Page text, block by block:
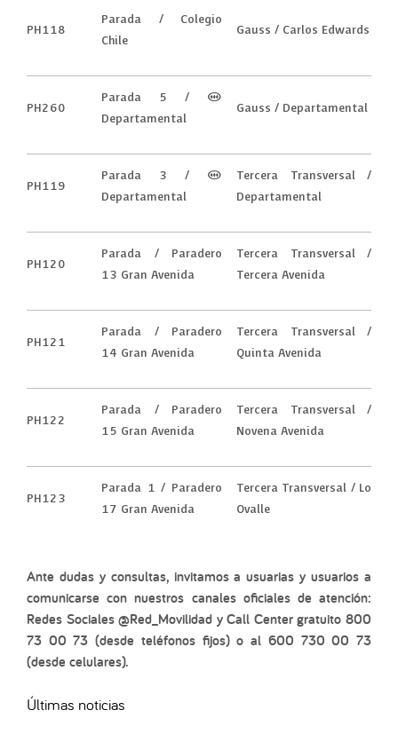
PH118
Parada / Colegio
Chile
Gauss / Carlos Edwards
PH260
Parada 5 / (M)
Departamental
Gauss / Departamental
PH119
Parada 3 / (M)
Departamental
Tercera Transversal /
Departamental
PH120
Parada / Paradero
13 Gran Avenida
Tercera Transversal /
Tercera Avenida
PH121
Parada / Paradero
14 Gran Avenida
Tercera Transversal /
Quinta Avenida
PH122
Parada / Paradero
15 Gran Avenida
Tercera Transversal /
Novena Avenida
PH123
Parada 1 / Paradero
17 Gran Avenida
Tercera Transversal / Lo
Ovalle
Ante dudas y consultas, invitamos a usuarias y usuarios a
comunicarse con nuestros canales oficiales de atención:
Redes Sociales @Red_Movilidad y Call Center gratuito 800
73 00 73 (desde teléfonos fijos) o al 600 730 00 73
(desde celulares).
Últimas noticias